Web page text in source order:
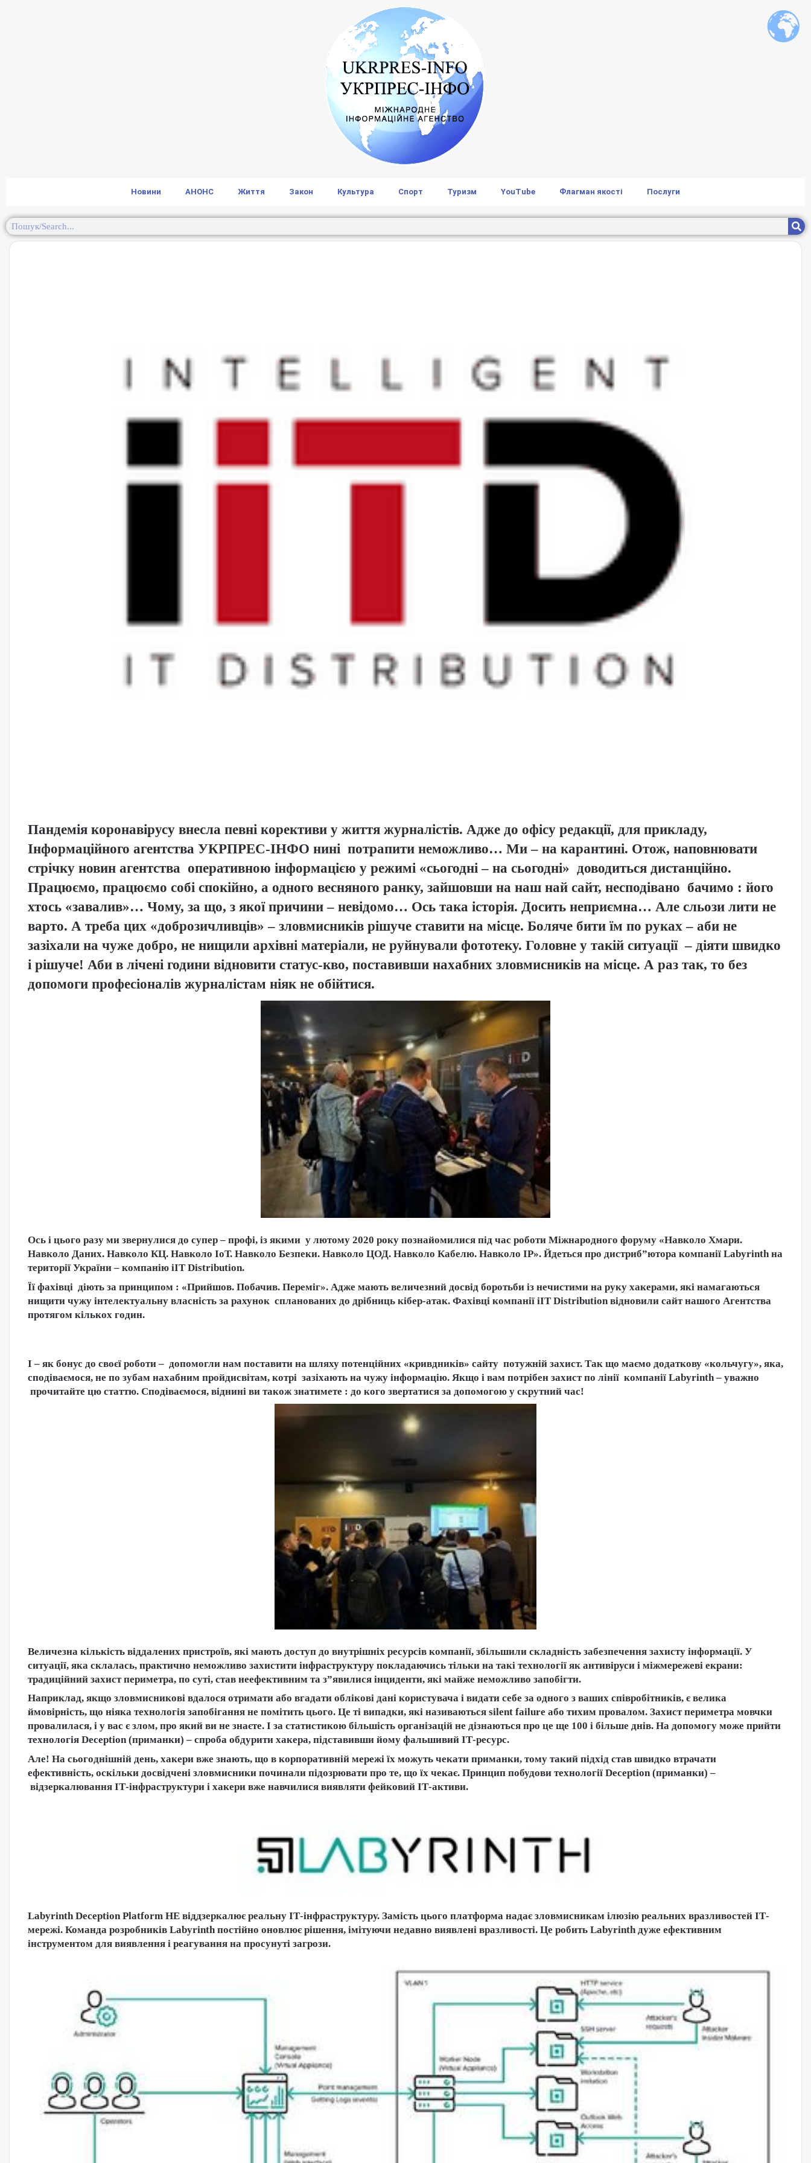
Новини АНОНС Життя Закон Культура Спорт Туризм YouTube Флагман якості Послуги
Пандемія коронавірусу внесла певні корективи у життя журналістів. Адже до офісу редакції, для прикладу,
Інформаційного агентства УКРПРЕС-ІНФО нині потрапити неможливо… Ми – на карантині. Отож, наповнювати
стрічку новин агентства оперативною інформацією у режимі «сьогодні – на сьогодні» доводиться дистанційно.
Працюємо, працюємо собі спокійно, а одного весняного ранку, зайшовши на наш най сайт, несподівано бачимо : його
хтось «завалив»… Чому, за що, з якої причини – невідомо… Ось така історія. Досить неприємна… Але сльози лити не
варто. А треба цих «доброзичливців» – зловмисників рішуче ставити на місце. Боляче бити їм по руках – аби не
зазіхали на чуже добро, не нищили архівні матеріали, не руйнували фототеку. Головне у такій ситуації – діяти швидко
і рішуче! Аби в лічені години відновити статус-кво, поставивши нахабних зловмисників на місце. А раз так, то без
допомоги професіоналів журналістам ніяк не обійтися.
Ось і цього разу ми звернулися до супер – профі, із якими у лютому 2020 року познайомилися під час роботи Міжнародного форуму «Навколо Хмари.
Навколо Даних. Навколо КЦ. Навколо ІоТ. Навколо Безпеки. Навколо ЦОД. Навколо Кабелю. Навколо ІР». Йдеться про дистриб”ютора компанії Labyrinth на
території України – компанію iIT Distribution.
Її фахівці діють за принципом : «Прийшов. Побачив. Переміг». Адже мають величезний досвід боротьби із нечистими на руку хакерами, які намагаються
нищити чужу інтелектуальну власність за рахунок спланованих до дрібниць кібер-атак. Фахівці компанії iIT Distribution відновили сайт нашого Агентства
протягом кількох годин.
І – як бонус до своєї роботи – допомогли нам поставити на шляху потенційних «кривдників» сайту потужній захист. Так що маємо додаткову «кольчугу», яка,
сподіваємося, не по зубам нахабним пройдисвітам, котрі зазіхають на чужу інформацію. Якщо і вам потрібен захист по лінії компанії Labyrinth – уважно
прочитайте цю статтю. Сподіваємося, віднині ви також знатимете : до кого звертатися за допомогою у скрутний час!
Величезна кількість віддалених пристроїв, які мають доступ до внутрішніх ресурсів компанії, збільшили складність забезпечення захисту інформації. У
ситуації, яка склалась, практично неможливо захистити інфраструктуру покладаючись тільки на такі технології як антивіруси і міжмережеві екрани:
традиційний захист периметра, по суті, став неефективним та з”явилися інциденти, які майже неможливо запобігти.
Наприклад, якщо зловмисникові вдалося отримати або вгадати облікові дані користувача і видати себе за одного з ваших співробітників, є велика
ймовірність, що ніяка технологія запобігання не помітить цього. Це ті випадки, які називаються silent failure або тихим провалом. Захист периметра мовчки
провалилася, і у вас є злом, про який ви не знаєте. І за статистикою більшість організацій не дізнаються про це ще 100 і більше днів. На допомогу може прийти
технологія Deception (приманки) – спроба обдурити хакера, підставивши йому фальшивий ІТ-ресурс.
Але! На сьогоднішній день, хакери вже знають, що в корпоративній мережі їх можуть чекати приманки, тому такий підхід став швидко втрачати
ефективність, оскільки досвідчені зловмисники починали підозрювати про те, що їх чекає. Принцип побудови технології Deception (приманки) –
відзеркалювання ІТ-інфраструктури і хакери вже навчилися виявляти фейковий ІТ-активи.
Labyrinth Deception Platform НЕ віддзеркалює реальну ІТ-інфраструктуру. Замість цього платформа надає зловмисникам ілюзію реальних вразливостей ІТ-
мережі. Команда розробників Labyrinth постійно оновлює рішення, імітуючи недавно виявлені вразливості. Це робить Labyrinth дуже ефективним
інструментом для виявлення і реагування на просунуті загрози.